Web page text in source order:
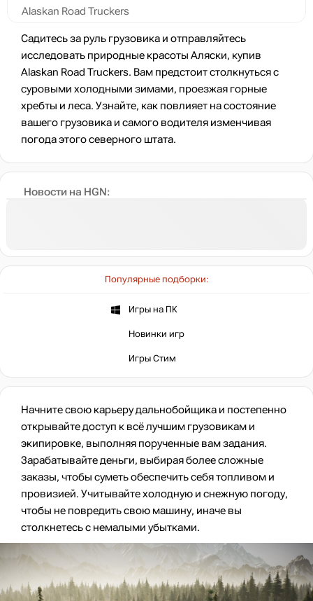
Новости на HGN:
Популярные подборки:
Игры на ПК
Новинки игр
Игры Стим
Alaskan Road Truckers
Садитесь за руль грузовика и отправляйтесь
исследовать природные красоты Аляски, купив
Alaskan Road Truckers. Вам предстоит столкнуться с
суровыми холодными зимами, проезжая горные
хребты и леса. Узнайте, как повлияет на состояние
вашего грузовика и самого водителя изменчивая
погода этого северного штата.
Начните свою карьеру дальнобойщика и постепенно
открывайте доступ к всё лучшим грузовикам и
экипировке, выполняя порученные вам задания.
Зарабатывайте деньги, выбирая более сложные
заказы, чтобы суметь обеспечить себя топливом и
провизией. Учитывайте холодную и снежную погоду,
чтобы не повредить свою машину, иначе вы
столкнетесь с немалыми убытками.